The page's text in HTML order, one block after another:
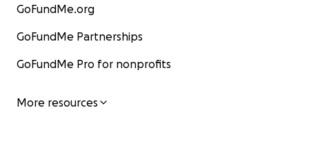
GoFundMe.org
GoFundMe Partnerships
GoFundMe Pro for nonprofits
More resources